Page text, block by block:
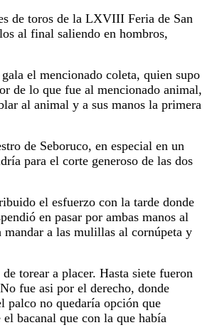
de toros de la LXVIII Feria de San
al final saliendo en hombros,
el mencionado coleta, quien supo
de lo que fue al mencionado animal,
al animal y a sus manos la primera
de Seboruco, en especial en un
para el corte generoso de las dos
el esfuerzo con la tarde donde
en pasar por ambas manos al
mandar a las mulillas al cornúpeta y
torear a placer. Hasta siete fueron
fue asi por el derecho, donde
palco no quedaría opción que
bacanal que con la que había